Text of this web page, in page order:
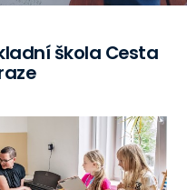
škola Cesta